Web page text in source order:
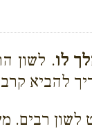
לו. לשון
להביא
לשון